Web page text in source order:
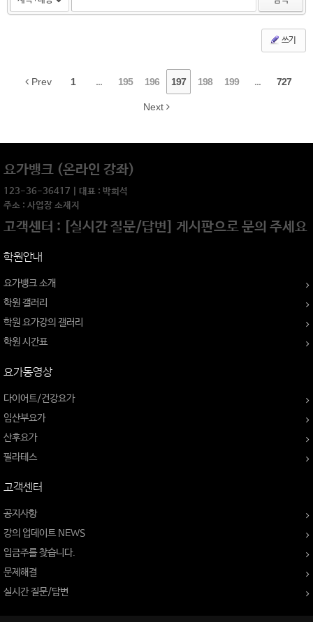
쓰기
Prev 1 ... 195 196 197 198 199 ... 727
Next
요가뱅크 (온라인 강좌)
123-36-36417 | 대표 : 박희석
주소 : 사업장 소재지
고객센터 : [실시간 질문/답변] 게시판으로 문의 주세요
학원안내
요가뱅크 소개
학원 갤러리
학원 요가강의 갤러리
학원 시간표
요가동영상
다이어트/건강요가
임산부요가
산후요가
필라테스
고객센터
공지사항
강의 업데이트 NEWS
입금주를 찾습니다.
문제해결
실시간 질문/답변